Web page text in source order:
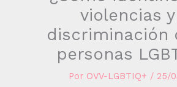
violencias
discriminación
personas
Por OVV-LGBTIQ+ / 25/